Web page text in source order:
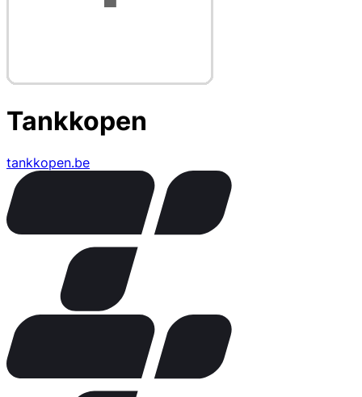
Tankkopen
tankkopen.be